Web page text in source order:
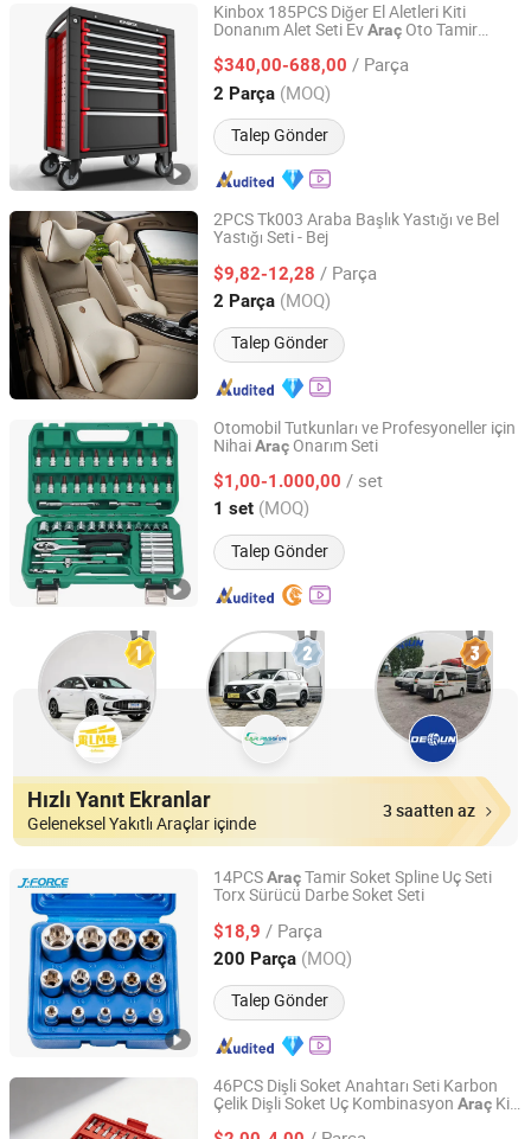
Kinbox 185PCS Diğer El Aletleri Kiti
Donanım Alet Seti EvAraç Oto Tamir
$340,00-688,00 / Parça
2 Parça (MOQ)
Talep Gönder
Ningbo Kinbox Tools Technology Co., Ltd.
Zhejiang, China Fiyat 2019
2PCS Tk003 Araba Başlık Yastığı ve Bel
Yastığı Seti - Bej
$9,82-12,28 / Parça
2 Parça (MOQ)
Talep Gönder
Colpoint Technology Limited
Guangdong, China Fiyat 2022
Otomobil Tutkunları ve Profesyoneller için
NihaiAraç Onarım Seti
$1,00-1.000,00 / set
1 set (MOQ)
Talep Gönder
Hangzhou Chongqin Tech Co., Ltd.
Zhejiang, China Fiyat 2025
Hızlı Yanıt Ekranlar
Geleneksel Yakıtlı Araçlar içinde
3 saatten az
14PCSAraçTamir Soket Spline Uç Seti
Torx Sürücü Darbe Soket Seti
$18,9 / Parça
200 Parça (MOQ)
Talep Gönder
Shandong Jiexili Tools Manufacturing Co.,Ltd
Shandong, China Fiyat 2023
46PCS Dişli Soket Anahtarı Seti Karbon
Çelik Dişli Soket Uç Kombinasyon Araç Kiti
Tuopu Hardware Tool Factory in Hedong District, Linyi
City